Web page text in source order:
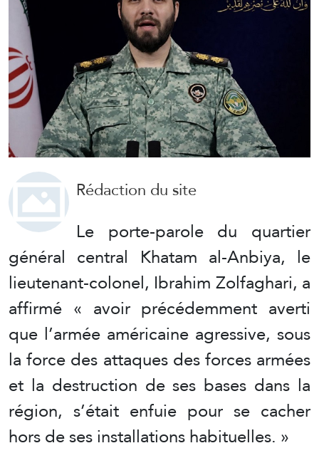
Rédaction du site
Le porte-parole du quartier
général central Khatam al-Anbiya, le
lieutenant-colonel, Ibrahim Zolfaghari, a
affirmé « avoir précédemment averti
que l’armée américaine agressive, sous
la force des attaques des forces armées
et la destruction de ses bases dans la
région, s’était enfuie pour se cacher
hors de ses installations habituelles. »